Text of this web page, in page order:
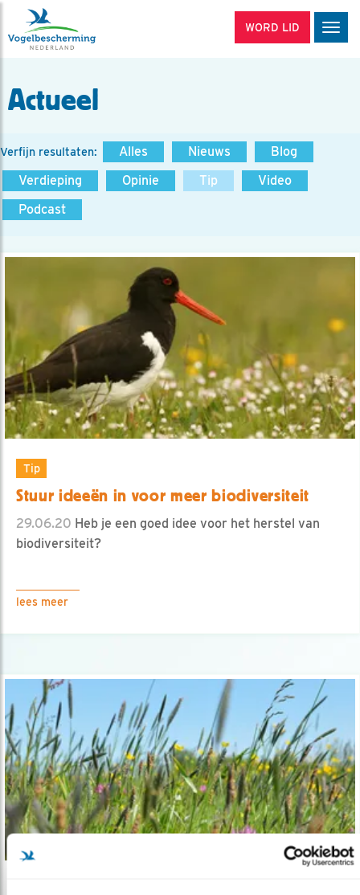
WORD LID
Actueel
Verfijn resultaten: Alles Nieuws
Blog
Verdieping
Opinie Tip
Video
Podcast
Tip
Stuur ideeën in voor meer biodiversiteit
29.06.20 Heb je een goed idee voor het herstel van
biodiversiteit?
lees meer